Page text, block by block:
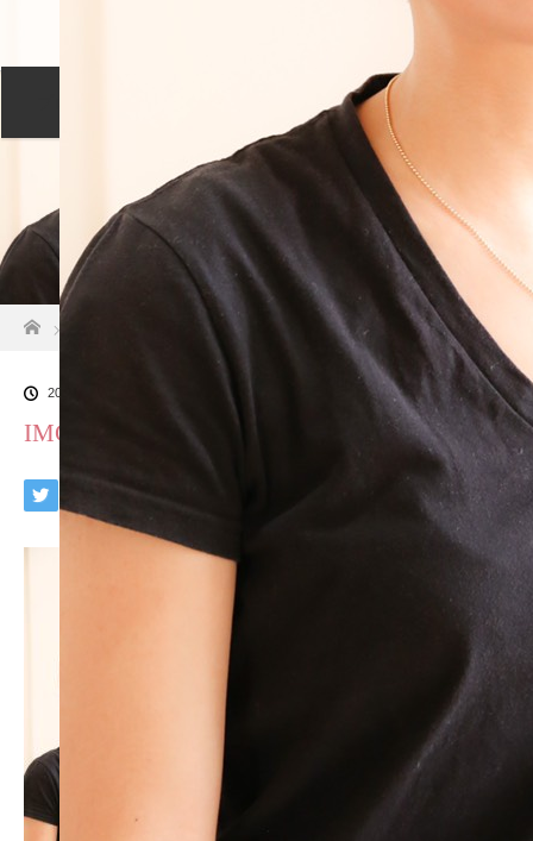
セッションについて
ご予約カレンダー 交通アクセス
ホーム
IMG_7911[1]
2021.06.2
IMG_7911[1]